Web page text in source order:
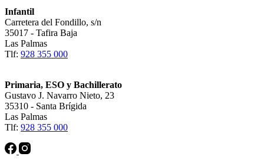
Infantil
Carretera del Fondillo, s/n
35017 - Tafira Baja
Las Palmas
Tlf: 928 355 000
Primaria, ESO y Bachillerato
Gustavo J. Navarro Nieto, 23
35310 - Santa Brígida
Las Palmas
Tlf: 928 355 000